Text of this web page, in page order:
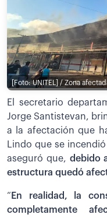
[Foto: UNITEL] / Zona
El secretario
Jorge Santistevan,
a la afectación que
Lindo que se
aseguró que, debido
estructura quedó
“ En realidad, la
completamente